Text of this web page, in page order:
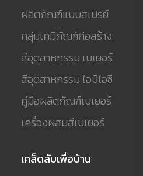
ผลิตภัณฑ์แบบสเปรย์
กลุ่มเคมีภัณฑ์ก่อสร้าง
สีอุตสาหกรรม เบเยอร์
สีอุตสาหกรรม ไอบีไอซี
คู่มือผลิตภัณฑ์เบเยอร์
เครื่องผสมสีเบเยอร์
เคล็ดลับเพื่อบ้าน